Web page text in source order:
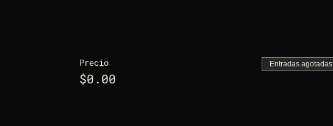
Precio
$0.00
Entradas agotadas